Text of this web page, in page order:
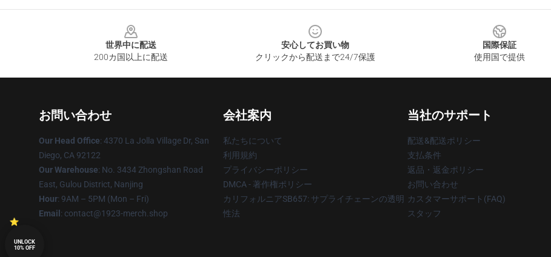
世界中に配送
200カ国以上に配送
安心してお買い物
クリックから配送まで24/7保護
国際保証
使用国で提供
お問い合わせ
Our Head Office: 4370 La Jolla Village Dr, San
Diego, CA 92122
Our Warehouse: No. 3434 Zhongshan Road
East, Gulou District, Nanjing
Hour: 9AM – 5PM (Mon – Fri)
Email : contact@1923-merch.shop
会社案内
私たちについて
利用規約
プライバシーポリシー
DMCA - 著作権ポリシー
カリフォルニアSB657: サプライチェーンの透明
性法
当社のサポート
配送&配送ポリシー
支払条件
返品・返金ポリシー
お問い合わせ
カスタマーサポート(FAQ)
スタッフ
UNLOCK
10% OFF